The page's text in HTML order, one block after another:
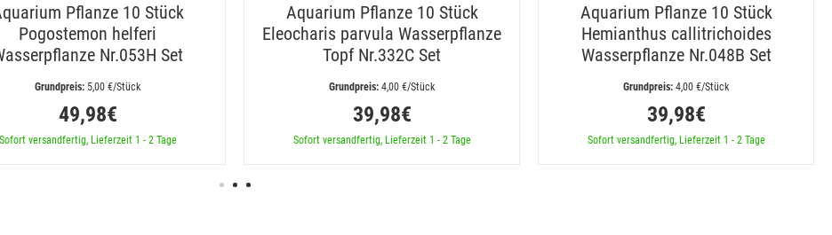
Pflanze 10 Stück
Pogostemon helferi
Nr.053H Set
5,00 €/Stück
49,98€
Sofort versandfertig, Lieferzeit 1 - 2 Tage
Aquarium Pflanze 10 Stück
Eleocharis parvula Wasserpflanze
Topf Nr.332C Set
4,00 €/Stück
39,98€
Sofort versandfertig, Lieferzeit 1 - 2 Tage
Aquarium Pflanze 10 Stück
Hemianthus callitrichoides
Wasserpflanze Nr.048B Set
4,00 €/Stück
39,98€
Sofort versandfertig, Lieferzeit 1 - 2 Tage